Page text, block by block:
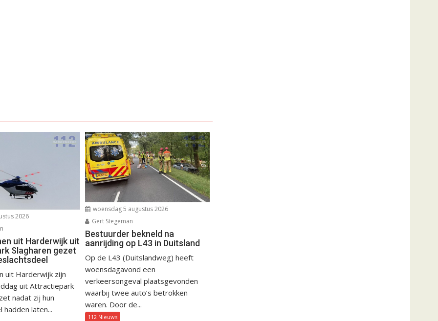
2026
uit Harderwijk uit
Slagharen gezet
uit Harderwijk zijn
uit Attractiepark
nadat zij hun
hadden laten...
woensdag 5 augustus 2026
Gert Stegeman
Bestuurder bekneld na
aanrijding op L43 in Duitsland
Op de L43 (Duitslandweg) heeft
woensdagavond een
verkeersongeval plaatsgevonden
waarbij twee auto’s betrokken
waren. Door de...
112 Nieuws